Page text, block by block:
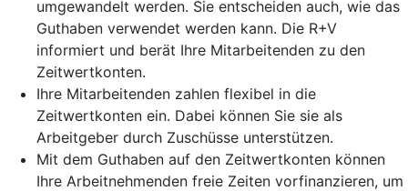
umgewandelt werden. Sie entscheiden auch, wie das
Guthaben verwendet werden kann. Die R+V
informiert und berät Ihre Mitarbeitenden zu den
Zeitwertkonten.
Ihre Mitarbeitenden zahlen flexibel in die
Zeitwertkonten ein. Dabei können Sie sie als
Arbeitgeber durch Zuschüsse unterstützen.
Mit dem Guthaben auf den Zeitwertkonten können
Ihre Arbeitnehmenden freie Zeiten vorfinanzieren, um